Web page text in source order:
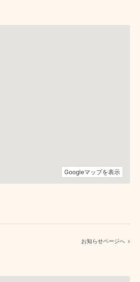
お知らせページへ